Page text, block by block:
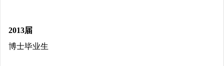
2013届
博士毕业生